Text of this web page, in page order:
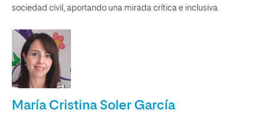
sociedad civil, aportando una mirada crítica e inclusiva.
María Cristina Soler García